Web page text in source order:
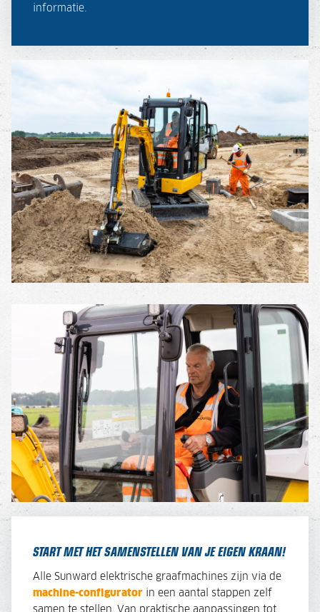
informatie.
START MET HET SAMENSTELLEN VAN JE EIGEN KRAAN!
Alle Sunward elektrische graafmachines zijn via de
machine-configurator in een aantal stappen zelf
samen te stellen. Van praktische aanpassingen tot